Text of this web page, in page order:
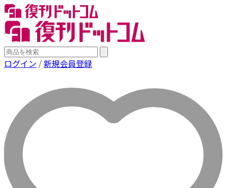
ログイン /新規会員登録